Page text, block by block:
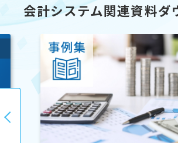
会計システム関連資料ダ